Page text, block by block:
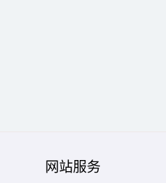
网站服务